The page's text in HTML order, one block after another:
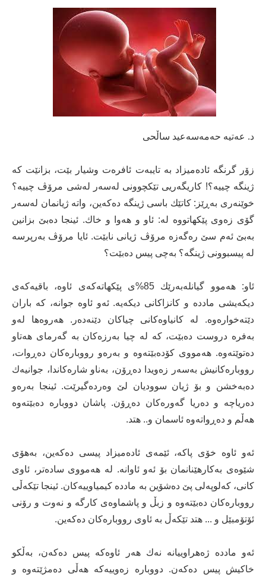
د. عه‌تیه‌ حه‌مه‌سه‌عید ساڵحی
زۆر گرنگە ئادەمیزاد بە تایبەت ئافرەت وشیار بێت، بزانێت كە
ژینگە چییە؟! كاریگەریی تێكچوونی لەسەر لەشی مرۆڤ چییە؟
خوێنەری بەڕێز: كاتێك باسی ژینگە دەكەین، واتە ژیانمان لەسەر
گۆی زەوی پێكهاتووە لە: ئاو و هەوا و خاك. ئینجا دەبێ بزانین
بەبێ ئەم سێ رەگەزە مرۆڤ ژیانی نابێت. ئایا مرۆڤ بەرپرسە
لە پیسبوونی ژینگە؟ بەچی پیس دەبێت؟
ئاو: هەموو گیانلەبەرێك 85%ی پێكهاتەكەی ئاوە، باقیەكەی
دیكەیشی مادده‌ و كانزاكانی دیكەیە. ئەو ئاوە جوانە، كە باران
دێتەخوارەوە. لە كانیاوەكانی چیاكان دێنەدەر. هەروەها لەو
بەفرە دروست دەبێت، كە لە چیا بەرزەكان بە گەرمای هەتاو
دەتوێتەوە. هەمووی كۆدەبێتەوە و بەرەو رووبارەكان دەڕوات،
رووبارەكانیش بەسەر زەویدا دەڕۆن، بەناو شارەكاندا، جوانیەك
دەبەخشن و بۆ ژیان سوودیان لێ وەردەگیرێت. ئینجا بەرەو
دەریاچە و دەریا گەورەكان دەڕۆن. پاشان دووبارە دەبێتەوە
هەڵم و دەڕواتەوە ئاسمان و.. هتد.
ئەو ئاوە خۆی پاكە، ئێمەی ئادەمیزاد پیسی دەكەین، بەهۆی
شێوەی بەكارهێنانمان بۆ ئەو ئاوانە. لە هەمووی سادەتر، ئاوی
كانی، كەلوپەلی پێ دەشۆین بە مادده‌ كیمیاوییەكان. ئینجا تێكەڵی
رووبارەكان دەبێتەوە و زبڵ و پاشماوەی كارگە و نەوت و رۆنی
ئۆتۆمبێل و ... هتد تێكەڵ بە ئاوی رووبارەكان دەكەین.
ئەو مادده‌ ژەهراوییانە نەك هەر ئاوەكە پیس دەكەن، بەڵكو
خاكیش پیس دەكەن. دووبارە زەوییەكە هەڵی دەمژێتەوە و